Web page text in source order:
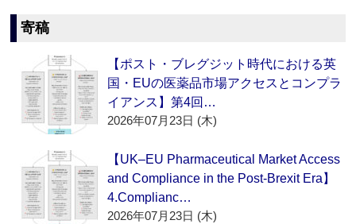
寄稿
【ポスト・ブレグジット時代における英
国・EUの医薬品市場アクセスとコンプラ
イアンス】第4回…
2026年07月23日 (木)
【UK–EU Pharmaceutical Market Access
and Compliance in the Post-Brexit Era】
4.Complianc…
2026年07月23日 (木)